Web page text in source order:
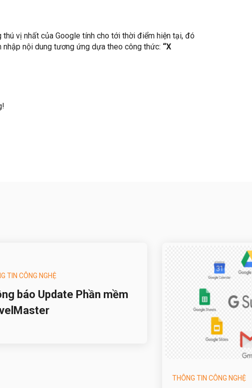
vị nhất của Google tính cho tới thời điểm hiện tại, đó
nhập nội dung tương ứng dựa theo công thức: “X
TIN CÔNG NGHỆ
báo Update Phần mềm
THÔNG TIN CÔNG NGHỆ